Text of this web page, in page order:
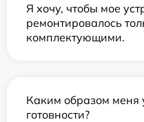
Я хочу, чтобы мое
ремонтировалось
комплектующими.
Каким образом меня
готовности?